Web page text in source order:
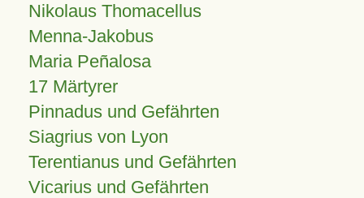
Nikolaus Thomacellus
Menna-Jakobus
Maria Peñalosa
17 Märtyrer
Pinnadus und Gefährten
Siagrius von Lyon
Terentianus und Gefährten
Vicarius und Gefährten